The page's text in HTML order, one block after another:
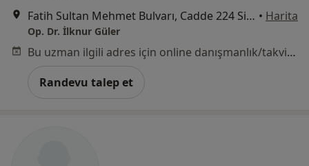
Fatih Sultan Mehmet Bulvarı, Cadde 224 Sitesi, No:5, B Blok, , Nilüfer • Harita
Op. Dr. İlknur Güler
Bu uzman ilgili adres için online danışmanlık/takvim sunmuyor.
Randevu talep et